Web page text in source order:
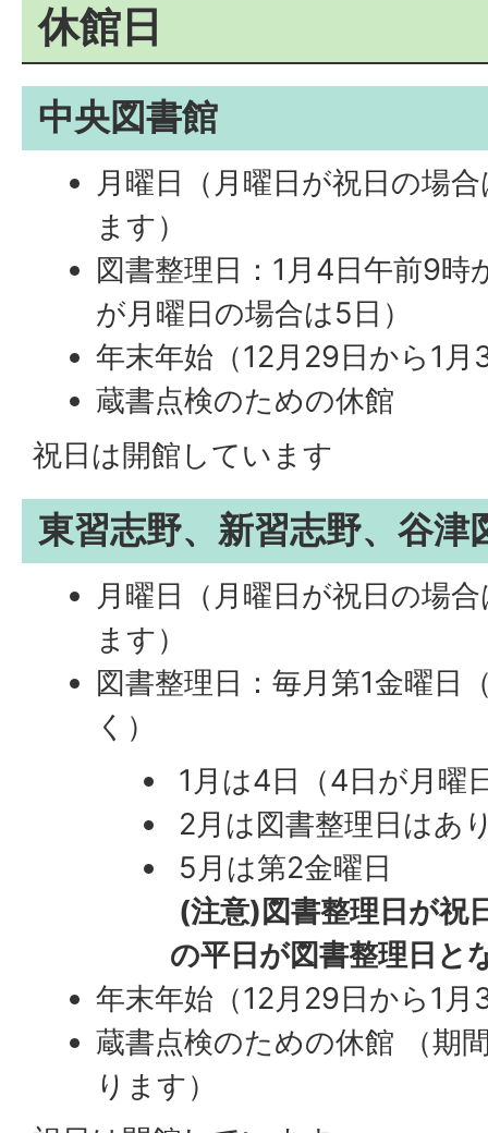
休館日
中央図書館
月曜日（月曜日が祝日の場
ます）
図書整理日：1月4日午前9時
が月曜日の場合は5日）
年末年始（12月29日から1月
蔵書点検のための休館
祝日は開館しています
東習志野、新習志野、谷津
月曜日（月曜日が祝日の場
ます）
図書整理日：毎月第1金曜日
く）
1月は4日（4日が月曜
2月は図書整理日はあ
5月は第2金曜日
(注意)図書整理日が祝
の平日が図書整理日と
年末年始（12月29日から1月
蔵書点検のための休館 （期
ります）